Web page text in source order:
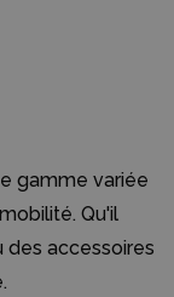
gamme variée
Qu'il
accessoires